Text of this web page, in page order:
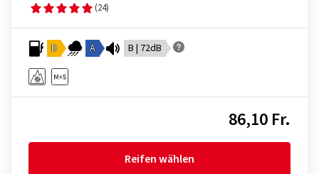
(24)
D A B | 72dB
86,10 Fr.
Reifen wählen